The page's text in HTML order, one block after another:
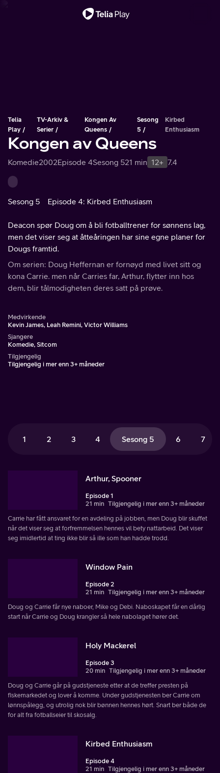
Telia
Play
TV-Arkiv &
Serier
Kongen Av
Queens
Sesong
5
Kirbed
Enthusiasm
Kongen av Queens
Komedie2002Episode 4Sesong 521 min 12+ 7.4
Sesong 5 Episode 4: Kirbed Enthusiasm
Deacon spør Doug om å bli fotballtrener for sønnens lag,
men det viser seg at åtteåringen har sine egne planer for
Dougs framtid.
Om serien: Doug Heffernan er fornøyd med livet sitt og
kona Carrie. men når Carries far, Arthur, flytter inn hos
dem, blir tålmodigheten deres satt på prøve.
Medvirkende
Kevin James, Leah Remini, Victor Williams
Sjangere
Komedie, Sitcom
Tilgjengelig
Tilgjengelig i mer enn 3+ måneder
1 2 3 4 Sesong 5 6 7
Arthur, Spooner
Episode 1
21 min Tilgjengelig i mer enn 3+ måneder
Carrie har fått ansvaret for en avdeling på jobben, men Doug blir skuffet
når det viser seg at forfremmelsen hennes vil bety nattarbeid. Det viser
seg imidlertid at ting ikke blir så ille som han hadde trodd.
Window Pain
Episode 2
21 min Tilgjengelig i mer enn 3+ måneder
Doug og Carrie får nye naboer, Mike og Debi. Naboskapet får en dårlig
start når Carrie og Doug krangler så hele nabolaget hører det.
Holy Mackerel
Episode 3
20 min Tilgjengelig i mer enn 3+ måneder
Doug og Carrie går på gudstjeneste etter at de treffer presten på
fiskemarkedet og lover å komme. Under gudstjenesten ber Carrie om
lønnspålegg, og utrolig nok blir bønnen hennes hørt. Snart ber både de
for alt fra fotballseier til skosalg.
Kirbed Enthusiasm
Episode 4
21 min Tilgjengelig i mer enn 3+ måneder